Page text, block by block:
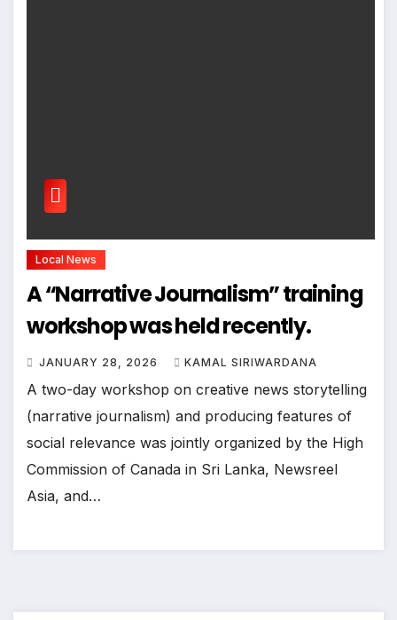
Local News
A “Narrative Journalism” training
workshop was held recently.
JANUARY 28, 2026 KAMAL SIRIWARDANA
A two-day workshop on creative news storytelling
(narrative journalism) and producing features of
social relevance was jointly organized by the High
Commission of Canada in Sri Lanka, Newsreel
Asia, and…